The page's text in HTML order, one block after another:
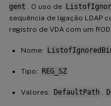
gent
. O uso de
sequência de ligação LDAP
registro de VDA com um
Nome:
Tipo: REG_SZ
Valores: DefaultPath